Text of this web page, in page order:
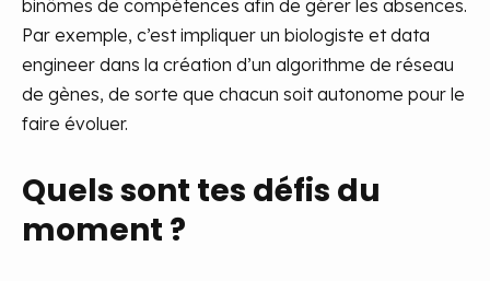
binômes de compétences afin de gérer les absences.
Par exemple, c’est impliquer un biologiste et data
engineer dans la création d’un algorithme de réseau
de gènes, de sorte que chacun soit autonome pour le
faire évoluer.
Quels sont tes défis du
moment ?